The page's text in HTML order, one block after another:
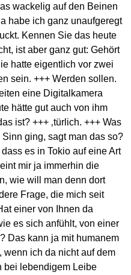
wackelig auf den Beinen
habe ich ganz unaufgeregt
Kennen Sie das heute
ist aber ganz gut: Gehört
hatte eigentlich vor zwei
sein. +++ Werden sollen.
eine Digitalkamera
hätte gut auch von ihm
ist? +++ ‚türlich. +++ Was
ging, sagt man das so?
es in Tokio auf eine Art
mir ja immerhin die
wie will man denn dort
Frage, die mich seit
einer von Ihnen da
es sich anfühlt, von einer
Das kann ja mit humanem
wenn ich da nicht auf dem
bei lebendigem Leibe